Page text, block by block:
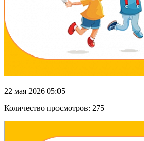
22 мая 2026 05:05
Количество просмотров: 275